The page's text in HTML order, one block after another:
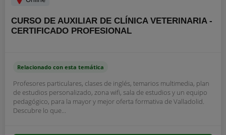
CURSO DE AUXILIAR DE CLÍNICA VETERINARIA -
CERTIFICADO PROFESIONAL
Relacionado con esta temática
Profesores particulares, clases de inglés, temarios multimedia, plan
de estudios personalizado, zona wifi, sala de estudios y un equipo
pedagógico, para la mayor y mejor oferta formativa de Valladolid.
Descubre lo que...